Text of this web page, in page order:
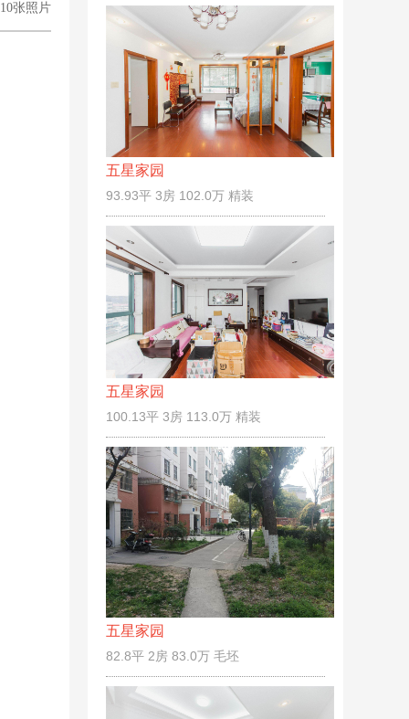
张照片
五星家园
93.93平 3房 102.0万 精装
五星家园
100.13平 3房 113.0万 精装
五星家园
82.8平 2房 83.0万 毛坯